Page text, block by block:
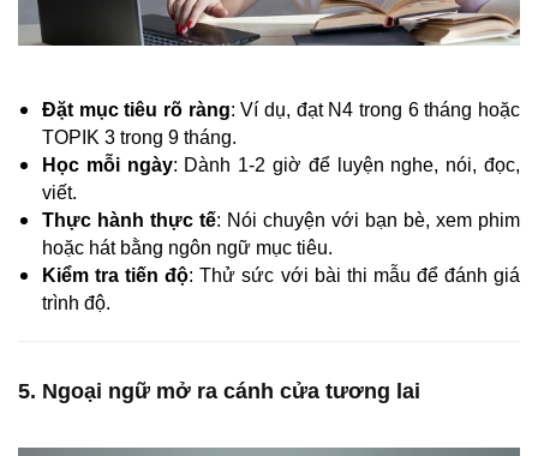
Đặt mục tiêu rõ ràng: Ví dụ, đạt N4 trong 6 tháng hoặc
TOPIK 3 trong 9 tháng.
Học mỗi ngày: Dành 1-2 giờ để luyện nghe, nói, đọc,
viết.
Thực hành thực tế: Nói chuyện với bạn bè, xem phim
hoặc hát bằng ngôn ngữ mục tiêu.
Kiểm tra tiến độ: Thử sức với bài thi mẫu để đánh giá
trình độ.
5. Ngoại ngữ mở ra cánh cửa tương lai